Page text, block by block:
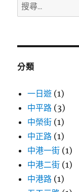
搜
尋
鍵
分類
一日遊 (1)
中平路 (3)
中榮街 (1)
中正路 (1)
中港一街 (1)
中港二街 (1)
中港路 (1)